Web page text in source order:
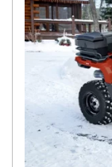
U
V
E
E